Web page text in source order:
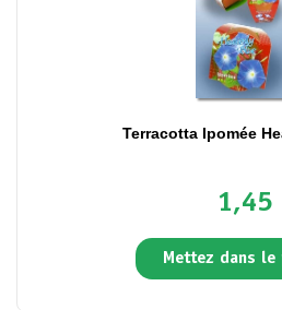
Terracotta Ipomée
1,45
Mettez dans le